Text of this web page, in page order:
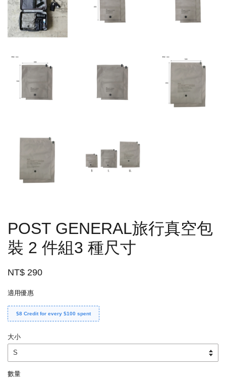
POST GENERAL旅行真空包
裝 2 件組3 種尺寸
NT$ 290
適用優惠
$8 Credit for every $100 spent
大小
數量